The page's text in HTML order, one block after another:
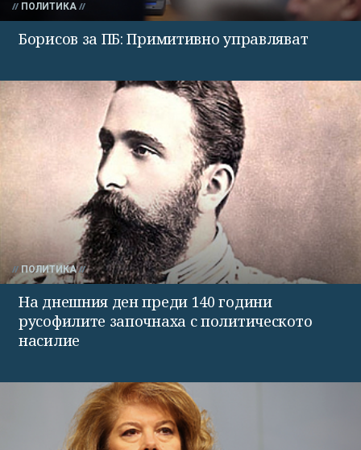
ПОЛИТИКА
Борисов за ПБ: Примитивно управляват
ПОЛИТИКА
На днешния ден преди 140 години
русофилите започнаха с политическото
насилие